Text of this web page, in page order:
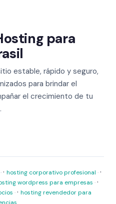
para
estable, rápido y seguro,
para brindar el
el crecimiento de tu
· hosting corporativo profesional ·
wordpress para empresas ·
· hosting revendedor para